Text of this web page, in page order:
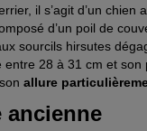
il s’agit d’un
d’un poil de
sourcils hirsutes
28 à 31 cm et
allure
ancienne